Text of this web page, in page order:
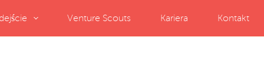
Venture Scouts Kariera Kontakt